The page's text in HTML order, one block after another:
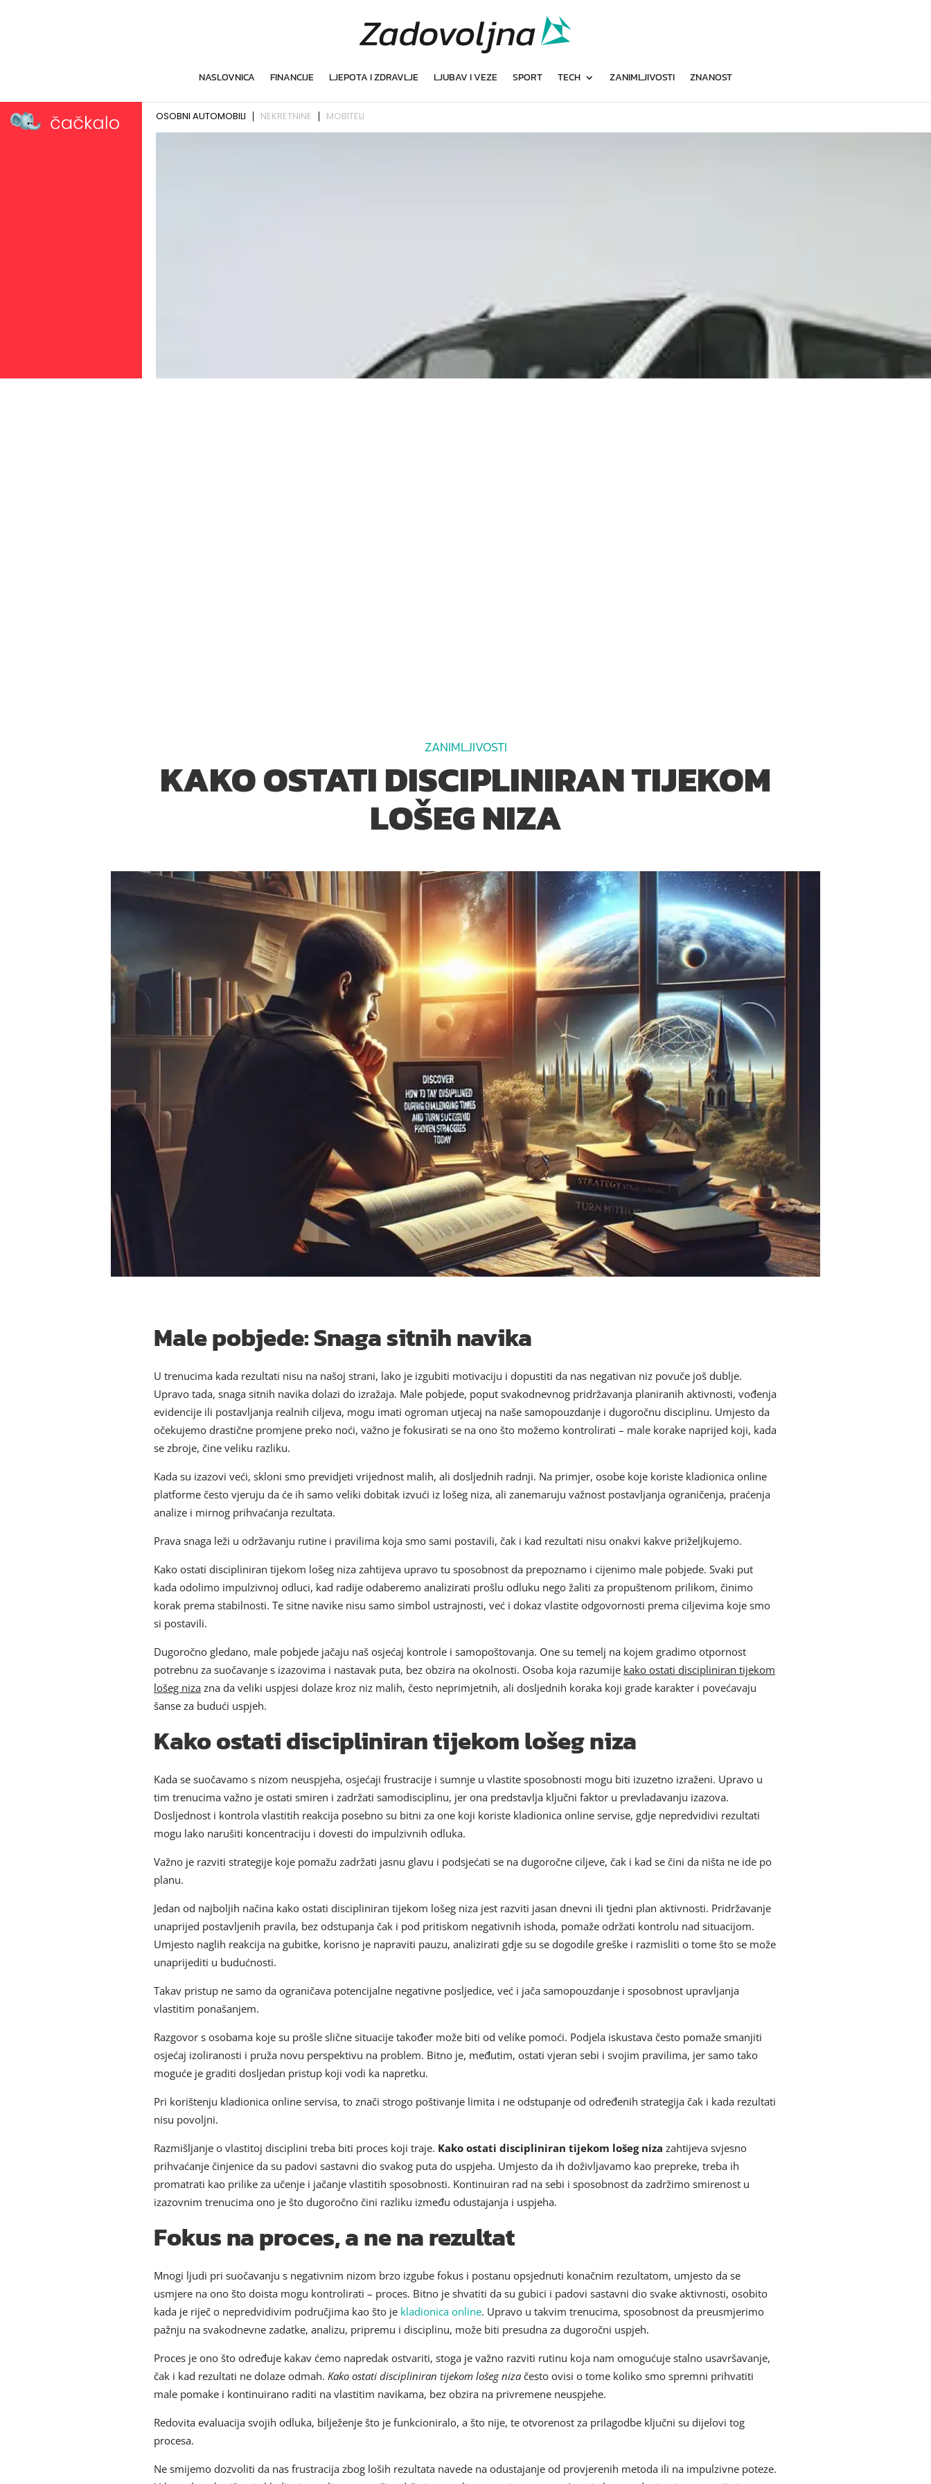
NASLOVNICA FINANCIJE LJEPOTA I ZDRAVLJE LJUBAV I VEZE SPORT TECH ZANIMLJIVOSTI ZNANOST
ZANIMLJIVOSTI
KAKO OSTATI DISCIPLINIRAN TIJEKOM
LOŠEG NIZA
Male pobjede: Snaga sitnih navika
U trenucima kada rezultati nisu na našoj strani, lako je izgubiti motivaciju i dopustiti da nas negativan niz povuče još dublje.
Upravo tada, snaga sitnih navika dolazi do izražaja. Male pobjede, poput svakodnevnog pridržavanja planiranih aktivnosti, vođenja
evidencije ili postavljanja realnih ciljeva, mogu imati ogroman utjecaj na naše samopouzdanje i dugoročnu disciplinu. Umjesto da
očekujemo drastične promjene preko noći, važno je fokusirati se na ono što možemo kontrolirati – male korake naprijed koji, kada
se zbroje, čine veliku razliku.
Kada su izazovi veći, skloni smo previdjeti vrijednost malih, ali dosljednih radnji. Na primjer, osobe koje koriste kladionica online
platforme često vjeruju da će ih samo veliki dobitak izvući iz lošeg niza, ali zanemaruju važnost postavljanja ograničenja, praćenja
analize i mirnog prihvaćanja rezultata.
Prava snaga leži u održavanju rutine i pravilima koja smo sami postavili, čak i kad rezultati nisu onakvi kakve priželjkujemo.
Kako ostati discipliniran tijekom lošeg niza zahtijeva upravo tu sposobnost da prepoznamo i cijenimo male pobjede. Svaki put
kada odolimo impulzivnoj odluci, kad radije odaberemo analizirati prošlu odluku nego žaliti za propuštenom prilikom, činimo
korak prema stabilnosti. Te sitne navike nisu samo simbol ustrajnosti, već i dokaz vlastite odgovornosti prema ciljevima koje smo
si postavili.
Dugoročno gledano, male pobjede jačaju naš osjećaj kontrole i samopoštovanja. One su temelj na kojem gradimo otpornost
potrebnu za suočavanje s izazovima i nastavak puta, bez obzira na okolnosti. Osoba koja razumije kako ostati discipliniran tijekom
lošeg niza zna da veliki uspjesi dolaze kroz niz malih, često neprimjetnih, ali dosljednih koraka koji grade karakter i povećavaju
šanse za budući uspjeh.
Kako ostati discipliniran tijekom lošeg niza
Kada se suočavamo s nizom neuspjeha, osjećaji frustracije i sumnje u vlastite sposobnosti mogu biti izuzetno izraženi. Upravo u
tim trenucima važno je ostati smiren i zadržati samodisciplinu, jer ona predstavlja ključni faktor u prevladavanju izazova.
Dosljednost i kontrola vlastitih reakcija posebno su bitni za one koji koriste kladionica online servise, gdje nepredvidivi rezultati
mogu lako narušiti koncentraciju i dovesti do impulzivnih odluka.
Važno je razviti strategije koje pomažu zadržati jasnu glavu i podsjećati se na dugoročne ciljeve, čak i kad se čini da ništa ne ide po
planu.
Jedan od najboljih načina kako ostati discipliniran tijekom lošeg niza jest razviti jasan dnevni ili tjedni plan aktivnosti. Pridržavanje
unaprijed postavljenih pravila, bez odstupanja čak i pod pritiskom negativnih ishoda, pomaže održati kontrolu nad situacijom.
Umjesto naglih reakcija na gubitke, korisno je napraviti pauzu, analizirati gdje su se dogodile greške i razmisliti o tome što se može
unaprijediti u budućnosti.
Takav pristup ne samo da ograničava potencijalne negativne posljedice, već i jača samopouzdanje i sposobnost upravljanja
vlastitim ponašanjem.
Razgovor s osobama koje su prošle slične situacije također može biti od velike pomoći. Podjela iskustava često pomaže smanjiti
osjećaj izoliranosti i pruža novu perspektivu na problem. Bitno je, međutim, ostati vjeran sebi i svojim pravilima, jer samo tako
moguće je graditi dosljedan pristup koji vodi ka napretku.
Pri korištenju kladionica online servisa, to znači strogo poštivanje limita i ne odstupanje od određenih strategija čak i kada rezultati
nisu povoljni.
Razmišljanje o vlastitoj disciplini treba biti proces koji traje. Kako ostati discipliniran tijekom lošeg niza zahtijeva svjesno
prihvaćanje činjenice da su padovi sastavni dio svakog puta do uspjeha. Umjesto da ih doživljavamo kao prepreke, treba ih
promatrati kao prilike za učenje i jačanje vlastitih sposobnosti. Kontinuiran rad na sebi i sposobnost da zadržimo smirenost u
izazovnim trenucima ono je što dugoročno čini razliku između odustajanja i uspjeha.
Fokus na proces, a ne na rezultat
Mnogi ljudi pri suočavanju s negativnim nizom brzo izgube fokus i postanu opsjednuti konačnim rezultatom, umjesto da se
usmjere na ono što doista mogu kontrolirati – proces. Bitno je shvatiti da su gubici i padovi sastavni dio svake aktivnosti, osobito
kada je riječ o nepredvidivim područjima kao što je kladionica online. Upravo u takvim trenucima, sposobnost da preusmjerimo
pažnju na svakodnevne zadatke, analizu, pripremu i disciplinu, može biti presudna za dugoročni uspjeh.
Proces je ono što određuje kakav ćemo napredak ostvariti, stoga je važno razviti rutinu koja nam omogućuje stalno usavršavanje,
čak i kad rezultati ne dolaze odmah. Kako ostati discipliniran tijekom lošeg niza često ovisi o tome koliko smo spremni prihvatiti
male pomake i kontinuirano raditi na vlastitim navikama, bez obzira na privremene neuspjehe.
Redovita evaluacija svojih odluka, bilježenje što je funkcioniralo, a što nije, te otvorenost za prilagodbe ključni su dijelovi tog
procesa.
Ne smijemo dozvoliti da nas frustracija zbog loših rezultata navede na odustajanje od provjerenih metoda ili na impulzivne poteze.